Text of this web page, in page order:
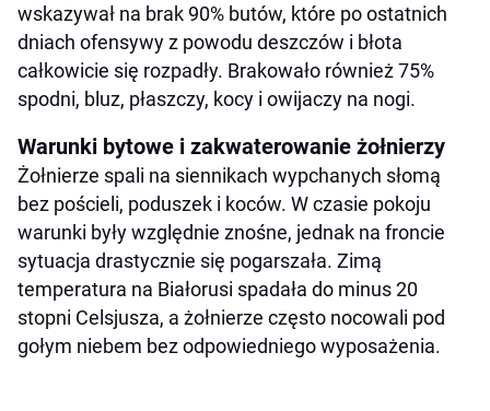
wskazywał na brak 90% butów, które po ostatnich
dniach ofensywy z powodu deszczów i błota
całkowicie się rozpadły. Brakowało również 75%
spodni, bluz, płaszczy, kocy i owijaczy na nogi.
Warunki bytowe i zakwaterowanie żołnierzy
Żołnierze spali na siennikach wypchanych słomą
bez pościeli, poduszek i koców. W czasie pokoju
warunki były względnie znośne, jednak na froncie
sytuacja drastycznie się pogarszała. Zimą
temperatura na Białorusi spadała do minus 20
stopni Celsjusza, a żołnierze często nocowali pod
gołym niebem bez odpowiedniego wyposażenia.